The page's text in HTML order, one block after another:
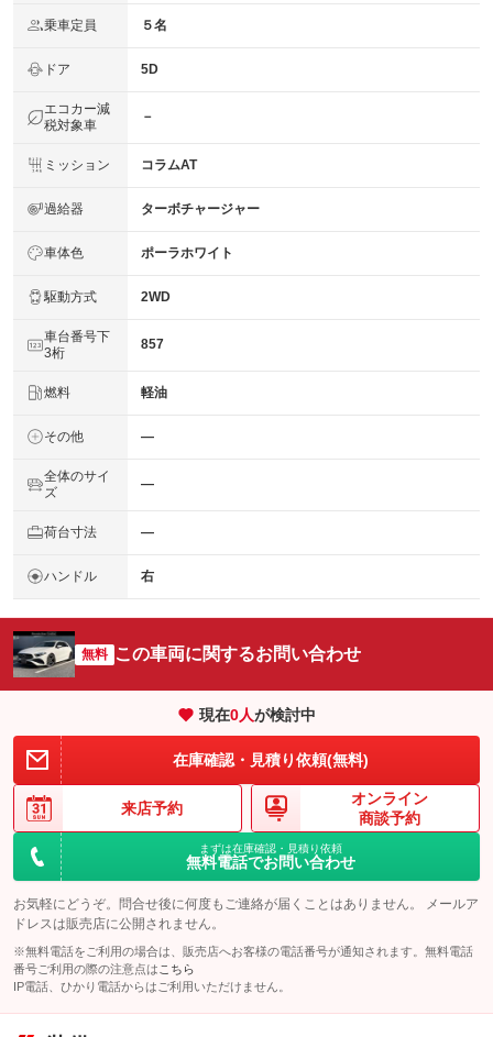
乗車定員 ５名
ドア 5D
エコカー減
税対象車
－
ミッション コラムAT
過給器 ターボチャージャー
車体色 ポーラホワイト
駆動方式 2WD
車台番号下
3桁
857
燃料 軽油
その他 ―
全体のサイ
ズ
―
荷台寸法 ―
ハンドル 右
無料 この車両に関するお問い合わせ
現在0人が検討中
在庫確認・見積り依頼(無料)
来店予約
オンライン
商談予約
まずは在庫確認・見積り依頼
無料電話でお問い合わせ
お気軽にどうぞ。問合せ後に何度もご連絡が届くことはありません。 メールア
ドレスは販売店に公開されません。
※無料電話をご利用の場合は、販売店へお客様の電話番号が通知されます。無料電話
番号ご利用の際の注意点は こちら
IP電話、ひかり電話からはご利用いただけません。